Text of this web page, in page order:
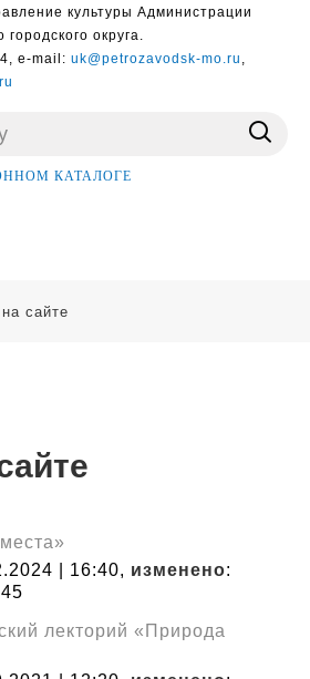
культуры Администрации
городского округа.
e-mail: uk@petrozavodsk-mo.ru ,
КАТАЛОГЕ
сайте
| 16:40, изменено:
лекторий «Природа